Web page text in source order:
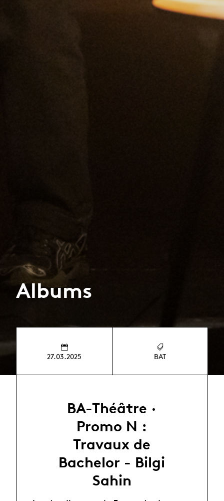
Albums
27.03.2025 BAT
BA-Théâtre ·
Promo N :
Travaux de
Bachelor - Bilgi
Sahin